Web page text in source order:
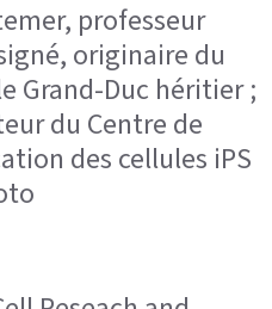
professeur
originaire du
Grand-Duc héritier ;
du Centre de
des cellules iPS